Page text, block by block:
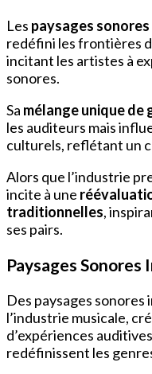
Les paysages
redéfini les frontières
incitant les artistes à
sonores.
Sa mélange unique de
les auditeurs mais
culturels, reflétant un
Alors que l’industrie
incite à une
traditionnelles,
ses pairs.
Paysages Sonores
Des paysages
l’industrie musicale,
d’expériences
redéfinissent les